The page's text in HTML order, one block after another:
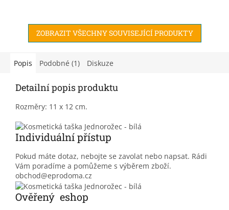
ZOBRAZIT VŠECHNY SOUVISEJÍCÍ PRODUKTY
Popis Podobné (1) Diskuze
Detailní popis produktu
Rozměry: 11 x 12 cm.
Individuální přístup
Pokud máte dotaz, nebojte se zavolat nebo napsat. Rádi
Vám poradíme a pomůžeme s výběrem zboží.
obchod@eprodoma.cz
Ověřený eshop